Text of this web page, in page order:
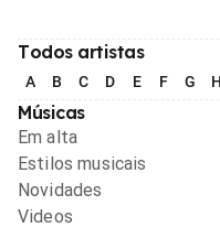
Todos artistas
A B C D E F G H
Músicas
Em alta
Estilos musicais
Novidades
Videos